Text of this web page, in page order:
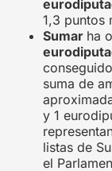
1,3 puntos
Sumar ha
conseguido
suma de
y 1
listas de
el